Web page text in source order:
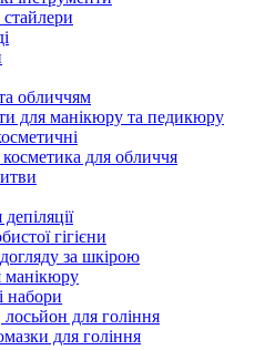
обличчям
для манікюру та педикюру
для обличчя
гігієни
за шкірою
набори
лосьйон для гоління
для гоління